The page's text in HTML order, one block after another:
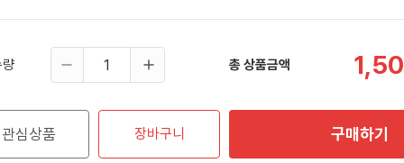
량 총 상품금액
관심상품 장바구니 구매하기